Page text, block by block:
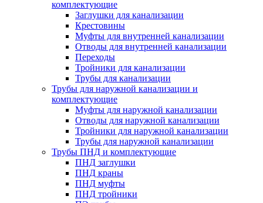
комплектующие
Заглушки для канализации
Крестовины
Муфты для внутренней канализации
Отводы для внутренней канализации
Переходы
Тройники для канализации
Трубы для канализации
Трубы для наружной канализации и
комплектующие
Муфты для наружной канализации
Отводы для наружной канализации
Тройники для наружной канализации
Трубы для наружной канализации
Трубы ПНД и комплектующие
ПНД заглушки
ПНД краны
ПНД муфты
ПНД тройники